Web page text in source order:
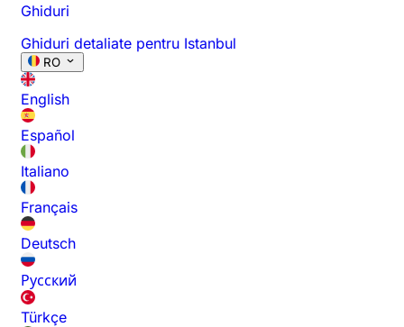
Ghiduri
Ghiduri detaliate pentru Istanbul
RO
English
Español
Italiano
Français
Deutsch
Русский
Türkçe